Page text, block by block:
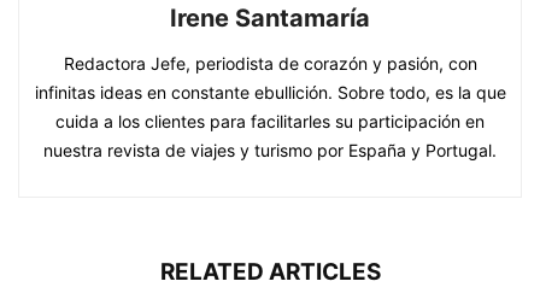
Irene Santamaría
Redactora Jefe, periodista de corazón y pasión, con
infinitas ideas en constante ebullición. Sobre todo, es la que
cuida a los clientes para facilitarles su participación en
nuestra revista de viajes y turismo por España y Portugal.
RELATED ARTICLES